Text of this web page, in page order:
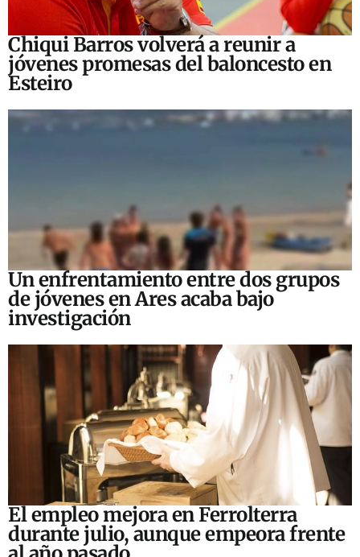
Chiqui Barros volverá a reunir a
jóvenes promesas del baloncesto en
Esteiro
Un enfrentamiento entre dos grupos
de jóvenes en Ares acaba bajo
investigación
El empleo mejora en Ferrolterra
durante julio, aunque empeora frente